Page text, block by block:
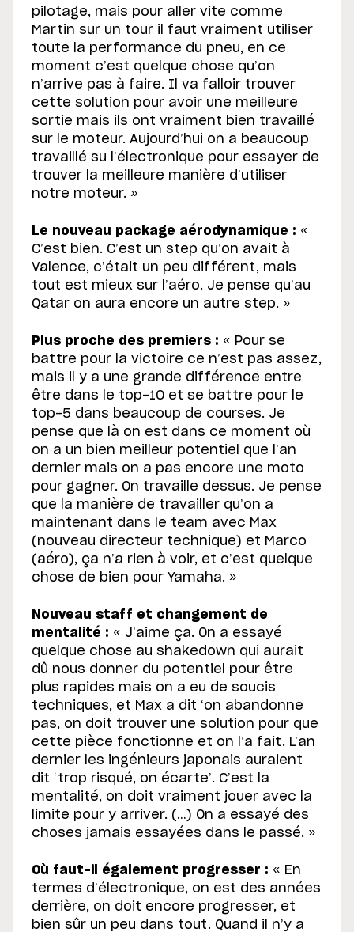
pilotage, mais pour aller vite comme
Martin sur un tour il faut vraiment utiliser
toute la performance du pneu, en ce
moment c’est quelque chose qu’on
n’arrive pas à faire. Il va falloir trouver
cette solution pour avoir une meilleure
sortie mais ils ont vraiment bien travaillé
sur le moteur. Aujourd’hui on a beaucoup
travaillé su l’électronique pour essayer de
trouver la meilleure manière d’utiliser
notre moteur. »
Le nouveau package aérodynamique : «
C’est bien. C’est un step qu’on avait à
Valence, c’était un peu différent, mais
tout est mieux sur l’aéro. Je pense qu’au
Qatar on aura encore un autre step. »
Plus proche des premiers : « Pour se
battre pour la victoire ce n’est pas assez,
mais il y a une grande différence entre
être dans le top-10 et se battre pour le
top-5 dans beaucoup de courses. Je
pense que là on est dans ce moment où
on a un bien meilleur potentiel que l’an
dernier mais on a pas encore une moto
pour gagner. On travaille dessus. Je pense
que la manière de travailler qu’on a
maintenant dans le team avec Max
(nouveau directeur technique) et Marco
(aéro), ça n’a rien à voir, et c’est quelque
chose de bien pour Yamaha. »
Nouveau staff et changement de
mentalité : « J’aime ça. On a essayé
quelque chose au shakedown qui aurait
dû nous donner du potentiel pour être
plus rapides mais on a eu de soucis
techniques, et Max a dit ‘on abandonne
pas, on doit trouver une solution pour que
cette pièce fonctionne et on l’a fait. L’an
dernier les ingénieurs japonais auraient
dit ‘trop risqué, on écarte’. C’est la
mentalité, on doit vraiment jouer avec la
limite pour y arriver. (…) On a essayé des
choses jamais essayées dans le passé. »
Où faut-il également progresser : « En
termes d’électronique, on est des années
derrière, on doit encore progresser, et
bien sûr un peu dans tout. Quand il n’y a